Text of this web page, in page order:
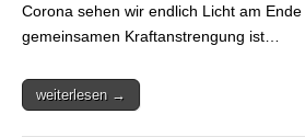
Corona sehen wir endlich Licht am
gemeinsamen Kraftanstrengung ist…
weiterlesen →